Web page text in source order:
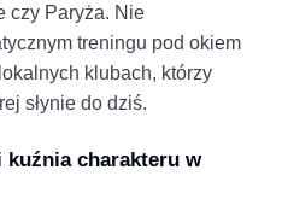
czy Paryża. Nie
treningu pod okiem
klubach, którzy
słynie do dziś.
kuźnia charakteru w